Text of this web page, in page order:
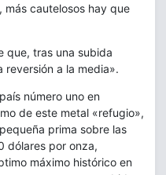
más cautelosos hay que
que, tras una subida
reversión a la media».
número uno en
de este metal «refugio»,
prima sobre las
dólares por onza,
máximo histórico en